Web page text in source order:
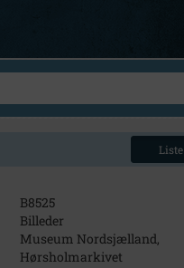
Liste
B8525
Billeder
Museum Nordsjælland,
Hørsholmarkivet